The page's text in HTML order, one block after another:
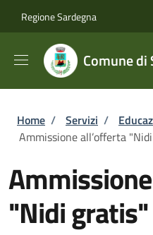
Regione Sardegna
Comune di
Briciole di
Home / Servizi /
Ammissione all’offerta
"Nidi gratis"